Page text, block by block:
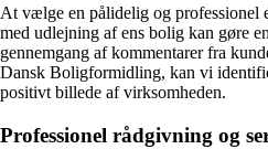
At vælge en pålidelig og
med udlejning af ens bolig kan gøre
gennemgang af kommentarer fra
Dansk Boligformidling, kan vi
positivt billede af virksomheden.
Professionel rådgivning og